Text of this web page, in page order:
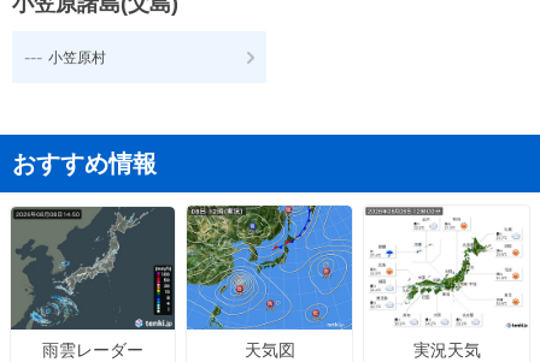
--- 小笠原村
おすすめ情報
雨雲レーダー 天気図 実況天気